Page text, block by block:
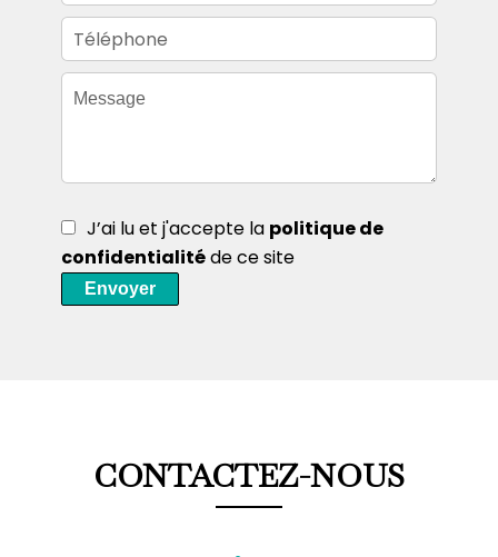
J’ai lu et j'accepte la politique de
confidentialitéde ce site
Envoyer
CONTACTEZ-NOUS